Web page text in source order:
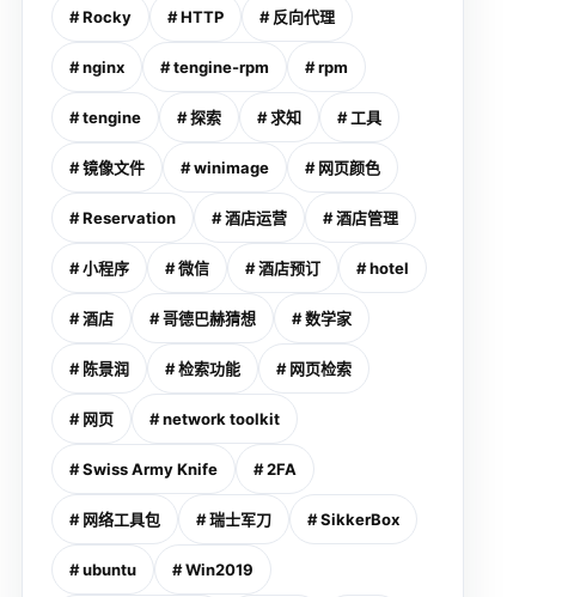
# Rocky # HTTP # 反向代理
# nginx # tengine-rpm # rpm
# tengine # 探索 # 求知 # 工具
# 镜像文件 # winimage # 网页颜色
# Reservation # 酒店运营 # 酒店管理
# 小程序 # 微信 # 酒店预订 # hotel
# 酒店 # 哥德巴赫猜想 # 数学家
# 陈景润 # 检索功能 # 网页检索
# 网页 # network toolkit
# Swiss Army Knife # 2FA
# 网络工具包 # 瑞士军刀 # SikkerBox
# ubuntu # Win2019